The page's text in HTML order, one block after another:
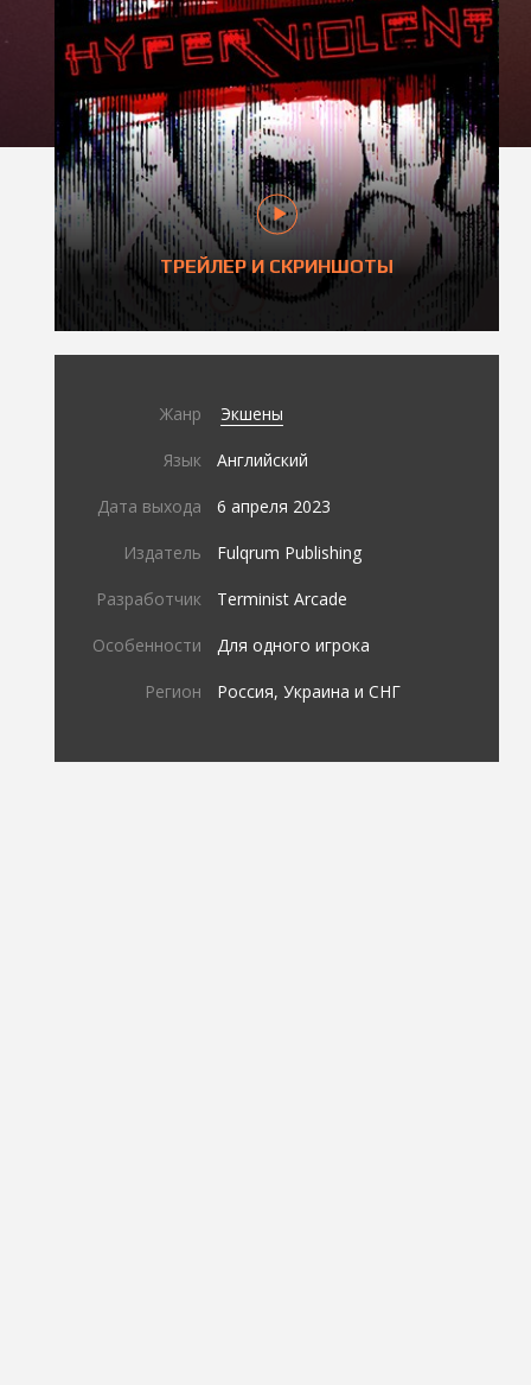
ТРЕЙЛЕР И СКРИНШОТЫ
Жанр Экшены
Язык Английский
Дата выхода 6 апреля 2023
Издатель Fulqrum Publishing
Разработчик Terminist Arcade
Особенности Для одного игрока
Регион Россия, Украина и СНГ